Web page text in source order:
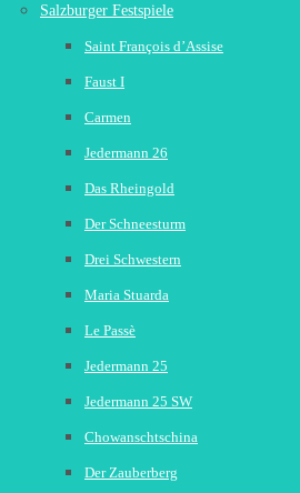
Salzburger Festspiele
Saint François d’Assise
Faust I
Carmen
Jedermann 26
Das Rheingold
Der Schneesturm
Drei Schwestern
Maria Stuarda
Le Passè
Jedermann 25
Jedermann 25 SW
Chowanschtschina
Der Zauberberg